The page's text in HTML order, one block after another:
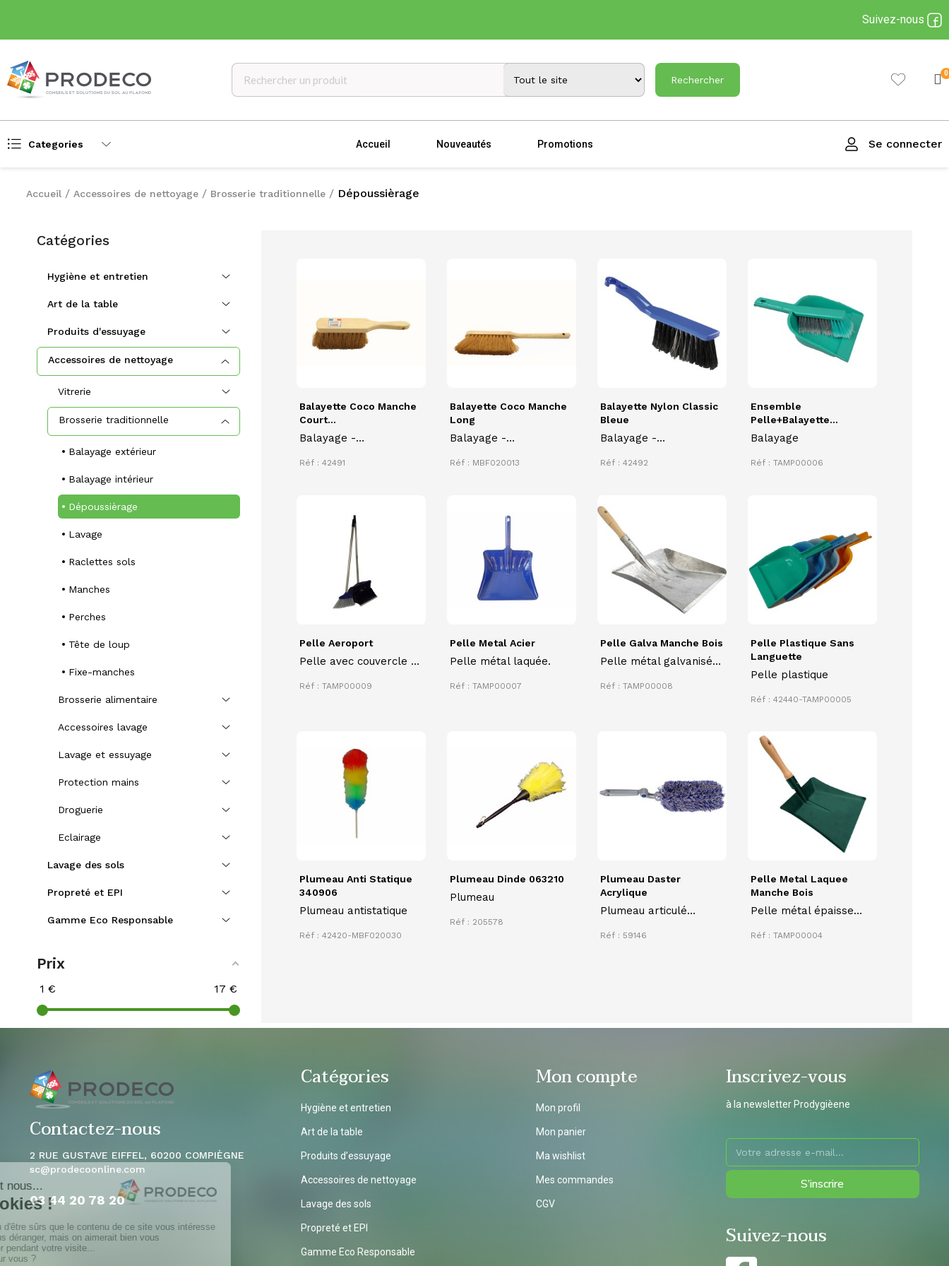
Suivez-nous
Rechercher
Categories Accueil Nouveautés Promotions Se connecter
Accueil Accessoires de nettoyage Brosserie traditionnelle Dépoussièrage
Catégories
Hygiène et entretien
Art de la table
Produits d'essuyage
Accessoires de nettoyage
Vitrerie
Brosserie traditionnelle
Balayage extérieur
Balayage intérieur
Dépoussièrage
Lavage
Raclettes sols
Manches
Perches
Tête de loup
Fixe-manches
Brosserie alimentaire
Accessoires lavage
Lavage et essuyage
Protection mains
Droguerie
Eclairage
Lavage des sols
Propreté et EPI
Gamme Eco Responsable
Prix
1 € 17 €
Balayette Coco Manche
Court...
Balayage -
Réf : 42491
Balayette Coco Manche
Long
Balayage -
Réf : MBF020013
Balayette Nylon Classic
Bleue
Balayage -
Réf : 42492
Ensemble
Pelle+balayette...
Balayage
Réf : TAMP00006
Pelle Aeroport
Pelle avec couvercle +
Réf : TAMP00009
Pelle Metal Acier
Pelle métal laquée.
Réf : TAMP00007
Pelle Galva Manche Bois
Pelle métal galvanisée
Réf : TAMP00008
Pelle Plastique Sans
Languette
Pelle plastique
Réf : 42440-TAMP00005
Plumeau Anti Statique
340906
Plumeau antistatique
Réf : 42420-MBF020030
Plumeau Dinde 063210
Plumeau
Réf : 205578
Plumeau Daster
Acrylique
Plumeau articulé
le dépoussièrage de
Réf : 59146
Pelle Metal Laquee
Manche Bois
Pelle métal épaisse
manche bois
Réf : TAMP00004
Contactez-nous
2 RUE GUSTAVE EIFFEL, 60200 COMPIÈGNE
sc@prodecoonline.com
03 44 20 78 20
Catégories
Hygiène et entretien
Art de la table
Produits d’essuyage
Accessoires de nettoyage
Lavage des sols
Propreté et EPI
Gamme Eco Responsable
Mon compte
Mon profil
Mon panier
Ma wishlist
Mes commandes
CGV
Inscrivez-vous
à la newsletter Prodygièene
S’inscrire
Suivez-nous